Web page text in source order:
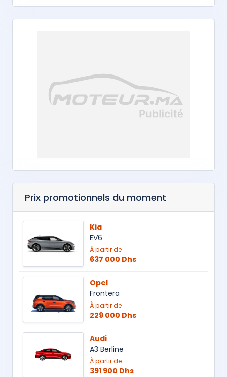
Prix promotionnels du moment
Kia
EV6
À partir de
637 000 Dhs
Opel
Frontera
À partir de
229 000 Dhs
Audi
A3 Berline
À partir de
391 900 Dhs